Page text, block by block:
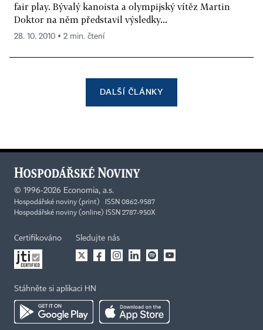
fair play. Bývalý kanoista a olympijský vítěz Martin
Doktor na něm představil výsledky...
28. 10. 2010 ▪ 2 min. čtení
DALŠÍ ČLÁNKY
© 1996-2026 Economia, a.s.
Hospodářské noviny (print) ISSN 0862-9587
Hospodářské noviny (online) ISSN 2787-950X
Certifikováno Sledujte nás
Stáhněte si aplikaci HN